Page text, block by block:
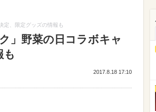
定、限定グッズの情報も
」野菜の日コラボキャ
も
2017.8.18 17:10